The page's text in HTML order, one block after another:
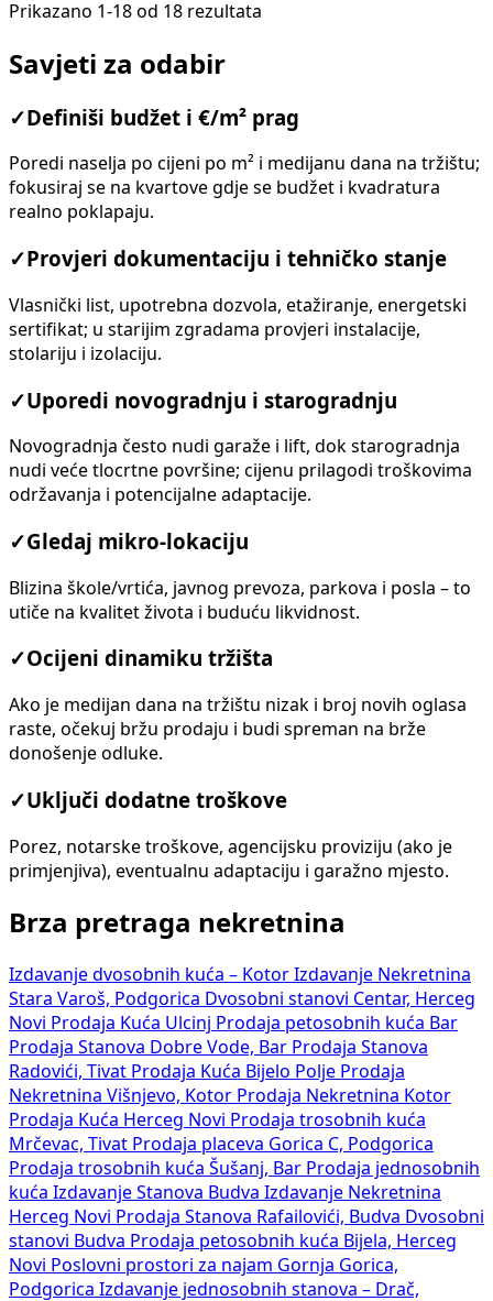
Prikazano 1-18 od 18 rezultata
Savjeti za odabir
✓ Definiši budžet i €/m² prag
Poredi naselja po cijeni po m² i medijanu dana na tržištu;
fokusiraj se na kvartove gdje se budžet i kvadratura
realno poklapaju.
✓ Provjeri dokumentaciju i tehničko stanje
Vlasnički list, upotrebna dozvola, etažiranje, energetski
sertifikat; u starijim zgradama provjeri instalacije,
stolariju i izolaciju.
✓Uporedi novogradnju i starogradnju
Novogradnja često nudi garaže i lift, dok starogradnja
nudi veće tlocrtne površine; cijenu prilagodi troškovima
održavanja i potencijalne adaptacije.
✓Gledaj mikro-lokaciju
Blizina škole/vrtića, javnog prevoza, parkova i posla – to
utiče na kvalitet života i buduću likvidnost.
✓Ocijeni dinamiku tržišta
Ako je medijan dana na tržištu nizak i broj novih oglasa
raste, očekuj bržu prodaju i budi spreman na brže
donošenje odluke.
✓Uključi dodatne troškove
Porez, notarske troškove, agencijsku proviziju (ako je
primjenjiva), eventualnu adaptaciju i garažno mjesto.
Brza pretraga nekretnina
Izdavanje dvosobnih kuća – Kotor Izdavanje Nekretnina
Stara Varoš, Podgorica Dvosobni stanovi Centar, Herceg
Novi Prodaja Kuća Ulcinj Prodaja petosobnih kuća Bar
Prodaja Stanova Dobre Vode, Bar Prodaja Stanova
Radovići, Tivat Prodaja Kuća Bijelo Polje Prodaja
Nekretnina Višnjevo, Kotor Prodaja Nekretnina Kotor
Prodaja Kuća Herceg Novi Prodaja trosobnih kuća
Mrčevac, Tivat Prodaja placeva Gorica C, Podgorica
Prodaja trosobnih kuća Šušanj, Bar Prodaja jednosobnih
kuća Izdavanje Stanova Budva Izdavanje Nekretnina
Herceg Novi Prodaja Stanova Rafailovići, Budva Dvosobni
stanovi Budva Prodaja petosobnih kuća Bijela, Herceg
Novi Poslovni prostori za najam Gornja Gorica,
Podgorica Izdavanje jednosobnih stanova – Drač,